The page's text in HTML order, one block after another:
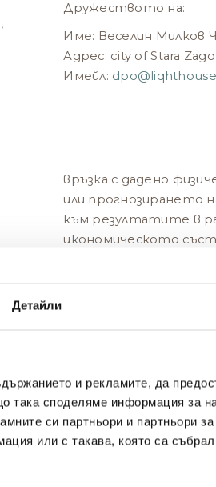
Детайли
и рекламите, да
споделяме информация за
си партньори и партньори
или с такава, която са
Дружеството на:
Име: Веселин Милков
Адрес: city of Stara
Имейл: dpo@
връзка с дадено
или прогнозирането
към резултатите в
икономическото
представим нова
Вашето
2.2. Основания за